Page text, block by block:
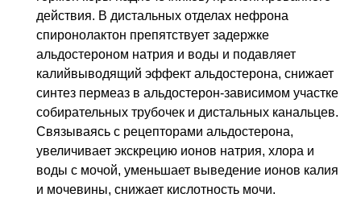
действия. В дистальных отделах нефрона
спиронолактон препятствует задержке
альдостероном натрия и воды и подавляет
калийвыводящий эффект альдостерона, снижает
синтез пермеаз в альдостерон-зависимом участке
собирательных трубочек и дистальных канальцев.
Связываясь с рецепторами альдостерона,
увеличивает экскрецию ионов натрия, хлора и
воды с мочой, уменьшает выведение ионов калия
и мочевины, снижает кислотность мочи.